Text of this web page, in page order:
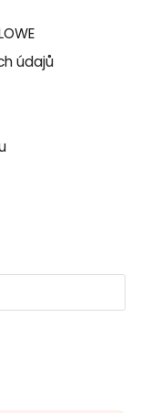
údajů